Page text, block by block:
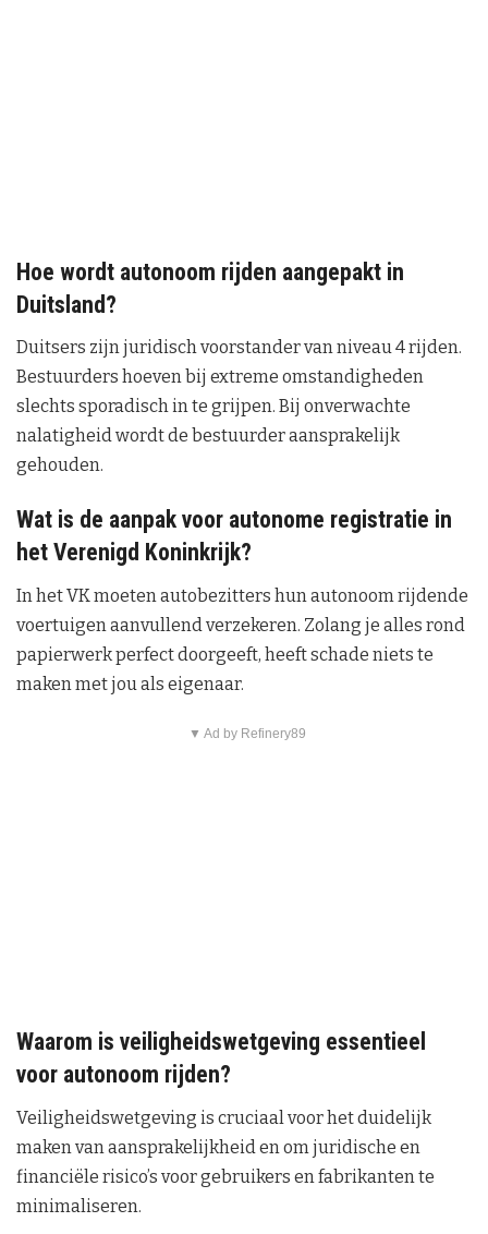
Hoe wordt autonoom rijden aangepakt in
Duitsland?
Duitsers zijn juridisch voorstander van niveau 4 rijden.
Bestuurders hoeven bij extreme omstandigheden
slechts sporadisch in te grijpen. Bij onverwachte
nalatigheid wordt de bestuurder aansprakelijk
gehouden.
Wat is de aanpak voor autonome registratie in
het Verenigd Koninkrijk?
In het VK moeten autobezitters hun autonoom rijdende
voertuigen aanvullend verzekeren. Zolang je alles rond
papierwerk perfect doorgeeft, heeft schade niets te
maken met jou als eigenaar.
▼ Ad by Refinery89
Waarom is veiligheidswetgeving essentieel
voor autonoom rijden?
Veiligheidswetgeving is cruciaal voor het duidelijk
maken van aansprakelijkheid en om juridische en
financiële risico’s voor gebruikers en fabrikanten te
minimaliseren.